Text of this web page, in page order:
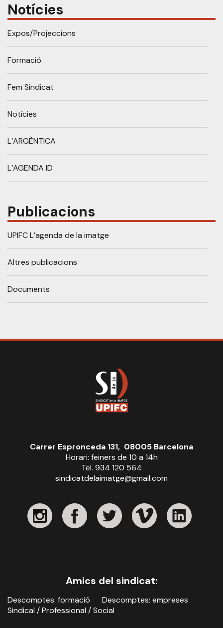
Notícies
Expos/Projeccions
Formació
Fem Sindicat
Notícies
L’ARGÈNTICA
L’AGENDA ID
Publicacions
UPIFC L’agenda de la imatge
Altres publicacions
Documents
Carrer Espronceda 131, 08005 Barcelona
Horari: feiners de 10 a 14h
Tel. 934 120 564
sindicatdelaimatge@gmail.com
Amics del sindicat:
Descomptes: formació
Descomptes: empreses
Sindical / Professional / Social